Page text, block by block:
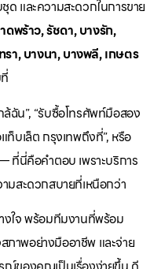
และความสะดวกในการขาย
ดพร้าว, รัชดา, บางรัก,
า, บางนา, บางพลี, เกษตร
ฉัน”, “รับซื้อโทรศัพท์มือสอง
ท็บเล็ต กรุงเทพถึงที่”, หรือ
ที่นี่คือคำตอบ เพราะบริการ
มสะดวกสบายที่เหนือกว่า
งใจ พร้อมทีมงานที่พร้อม
าพอย่างมืออาชีพ และจ่าย